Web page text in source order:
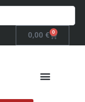
0,00 € 0